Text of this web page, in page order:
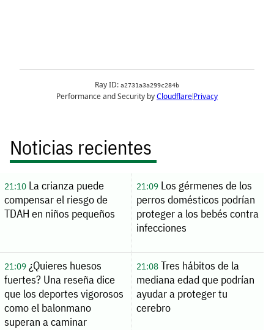
Noticias recientes
21:10La crianza puede
compensar el riesgo de
TDAH en niños pequeños
21:09Los gérmenes de los
perros domésticos podrían
proteger a los bebés contra
infecciones
21:09¿Quieres huesos
fuertes? Una reseña dice
que los deportes vigorosos
como el balonmano
superan a caminar
21:08Tres hábitos de la
mediana edad que podrían
ayudar a proteger tu
cerebro